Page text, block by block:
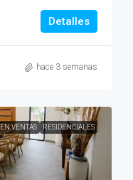
Detalles
hace 3 semanas
EN VENTAS RESIDENCIALES